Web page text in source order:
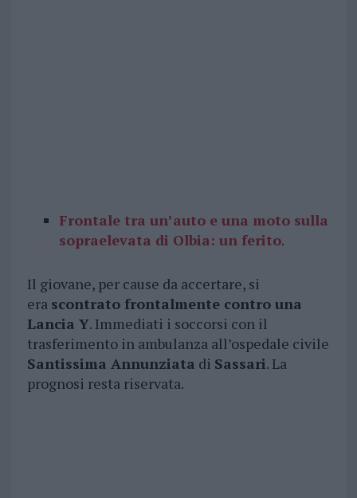
Frontale tra un’auto e una moto sulla
sopraelevata di Olbia: un ferito.
Il giovane, per cause da accertare, si
era scontrato frontalmente contro una
Lancia Y. Immediati i soccorsi con il
trasferimento in ambulanza all’ospedale civile
Santissima Annunziata di Sassari. La
prognosi resta riservata.